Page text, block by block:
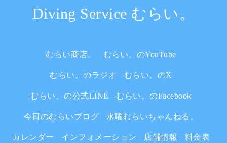
Diving Service むらい。
むらい商店。 むらい。のYouTube
むらい。のラジオ むらい。のX
むらい。の公式LINE むらい。のFacebook
今日のむらいブログ 水曜むらいちゃんねる。
カレンダー インフォメーション 店舗情報 料金表